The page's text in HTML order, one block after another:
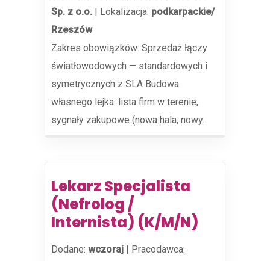
Sp. z o.o. | Lokalizacja: podkarpackie/
Rzeszów
Zakres obowiązków: Sprzedaż łączy
światłowodowych — standardowych i
symetrycznych z SLA Budowa
własnego lejka: lista firm w terenie,
sygnały zakupowe (nowa hala, nowy...
Lekarz Specjalista
(Nefrolog /
Internista) (K/M/N)
Dodane: wczoraj | Pracodawca: